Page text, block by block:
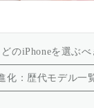
のiPhoneを選ぶべ
化：歴代モデル一